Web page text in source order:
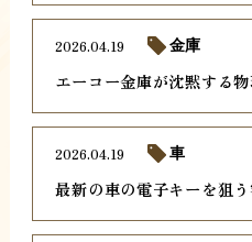
エーコー金庫が沈黙する
2026.04.19 金庫
最新の車の電子キーを狙
2026.04.19 車